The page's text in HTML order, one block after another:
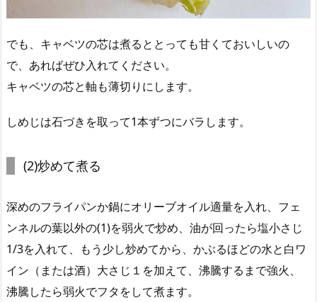
でも、キャベツの芯は煮るととっても甘くておいしいの
で、あればぜひ入れてください。
キャベツの芯と軸も薄切りにします。
しめじは石づきを取って1本ずつにバラします。
(2)炒めて煮る
深めのフライパンか鍋にオリーブオイル適量を入れ、フェ
ンネルの葉以外の(1)を弱火で炒め、油が回ったら塩小さじ
1/3を入れて、もう少し炒めてから、かぶるほどの水と白ワ
イン（または酒）大さじ１を加えて、沸騰するまで強火、
沸騰したら弱火でフタをして煮ます。